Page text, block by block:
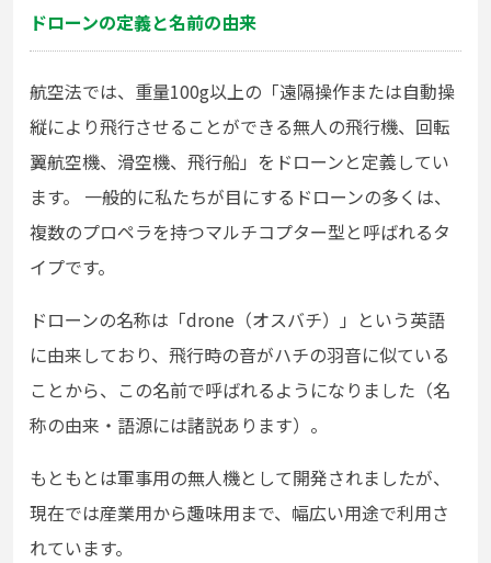
ドローンの定義と名前の由来
航空法では、重量100g以上の「遠隔操作または自動操
縦により飛行させることができる無人の飛行機、回転
翼航空機、滑空機、飛行船」をドローンと定義してい
ます。 一般的に私たちが目にするドローンの多くは、
複数のプロペラを持つマルチコプター型と呼ばれるタ
イプです。
ドローンの名称は「drone（オスバチ）」という英語
に由来しており、飛行時の音がハチの羽音に似ている
ことから、この名前で呼ばれるようになりました（名
称の由来・語源には諸説あります）。
もともとは軍事用の無人機として開発されましたが、
現在では産業用から趣味用まで、幅広い用途で利用さ
れています。